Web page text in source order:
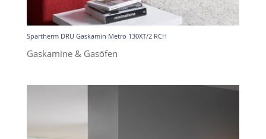
Spartherm DRU Gaskamin Metro 130XT/2 RCH
Gaskamine & Gasöfen